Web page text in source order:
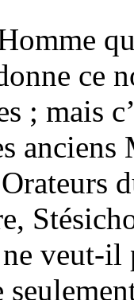
ce
; mais
anciens
ne veut-il